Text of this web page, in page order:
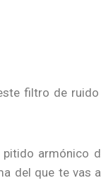
filtro de ruido
armónico
del que te vas